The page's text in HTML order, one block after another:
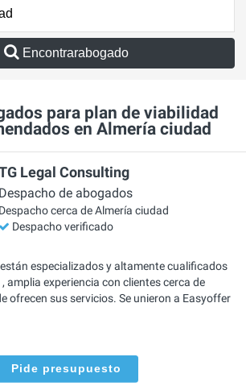
Encontrarabogado
para plan de viabilidad
en Almería ciudad
Legal Consulting
Despacho de abogados
Despacho cerca de Almería ciudad
Despacho verificado
especializados y altamente cualificados
amplia experiencia con clientes cerca de
ofrecen sus servicios. Se unieron a Easyoffer
Pide presupuesto